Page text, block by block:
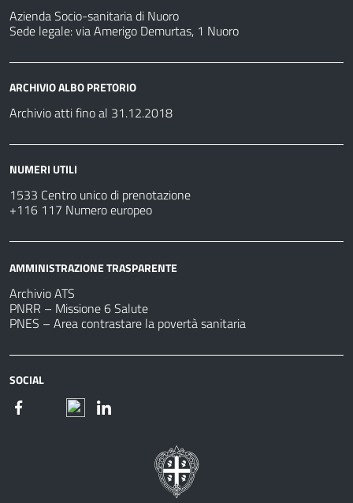
Azienda Socio-sanitaria di Nuoro
Sede legale: via Amerigo Demurtas, 1 Nuoro
ARCHIVIO ALBO PRETORIO
Archivio atti fino al 31.12.2018
NUMERI UTILI
1533 Centro unico di prenotazione
+116 117 Numero europeo
AMMINISTRAZIONE TRASPARENTE
Archivio ATS
PNRR – Missione 6 Salute
PNES – Area contrastare la povertà sanitaria
SOCIAL